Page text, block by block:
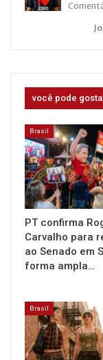
você pode
Brasil
PT confirma
Carvalho para
ao Senado em
forma ampla…
Brasil